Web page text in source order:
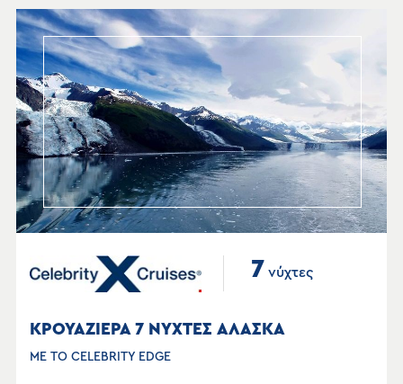
7 νύχτες
ΚΡΟΥΑΖΙΕΡΑ 7 ΝΥΧΤΕΣ ΑΛΑΣΚΑ
ΜΕ ΤΟ CELEBRITY EDGE